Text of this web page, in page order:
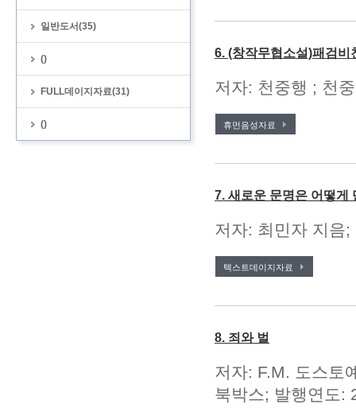
일반도서(35)
()
FULL데이지자료(31)
()
6. (창작무협소설)패검비
저자: 천중행 ; 천
휴먼음성자료
7. 새로운 문명은 어떻게
저자: 최민자 지음
텍스트데이지자료
8. 죄와 벌
저자: F.M. 도스토
북박스; 발행연도: